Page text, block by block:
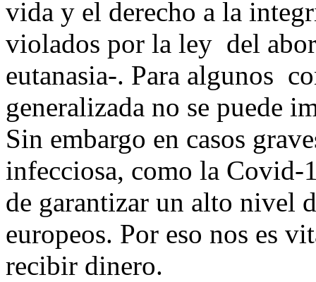
vida y el derecho a la
violados por la ley del
eutanasia-. Para algunos
generalizada no se puede
Sin embargo en casos
infecciosa, como la Covid-
de garantizar un alto nivel
europeos. Por eso nos es
recibir dinero.